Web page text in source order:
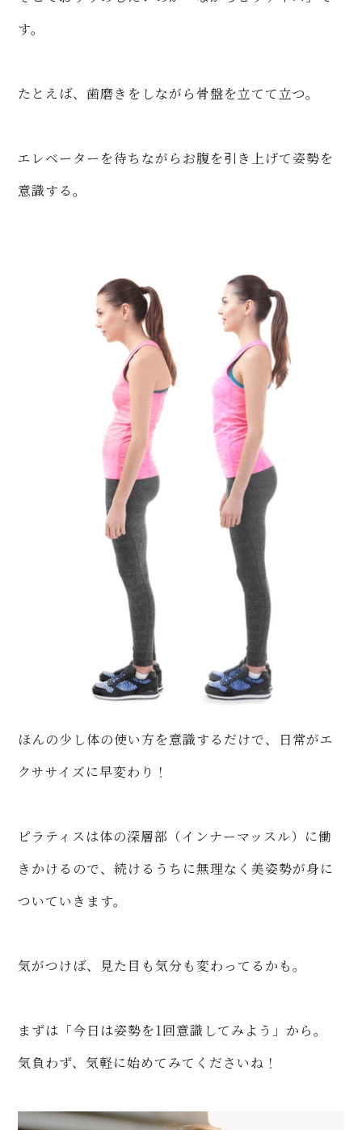
す。
たとえば、歯磨きをしながら骨盤を立てて立つ。
エレベーターを待ちながらお腹を引き上げて姿勢を
意識する。
ほんの少し体の使い方を意識するだけで、日常がエ
クササイズに早変わり！
ピラティスは体の深層部（インナーマッスル）に働
きかけるので、続けるうちに無理なく美姿勢が身に
ついていきます。
気がつけば、見た目も気分も変わってるかも。
まずは「今日は姿勢を1回意識してみよう」から。
気負わず、気軽に始めてみてくださいね！